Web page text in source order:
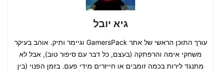
גיא יובל
עורך התוכן הראשי של אתר GamersPack וגיימר ותיק. אוהב בעיקר
משחקי אימה והרפתקה (בעצם, כל דבר עם סיפור טוב), אבל לא
מתנגד לירות בכמה זומבים או חייזרים מידי פעם. בזמן הפנוי (בין